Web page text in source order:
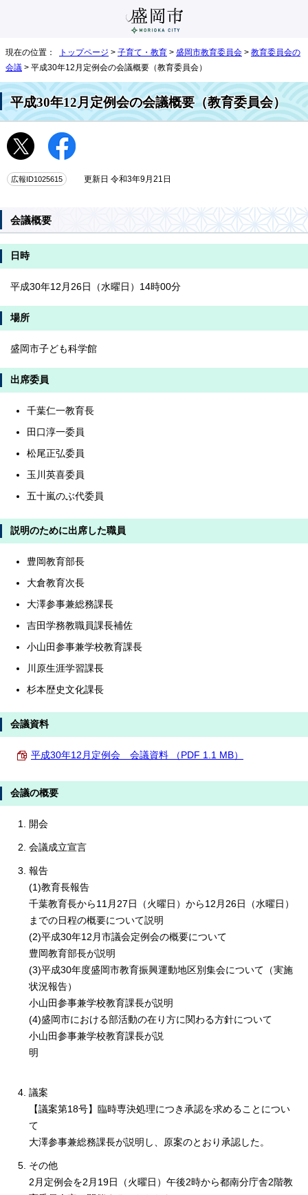
現在の位置： トップページ > 子育て・教育 > 盛岡市教育委員会 > 教育委員会の
会議 > 平成30年12月定例会の会議概要（教育委員会）
平成30年12月定例会の会議概要（教育委員会）
広報ID1025615 更新日 令和3年9月21日
会議概要
日時
平成30年12月26日（水曜日）14時00分
場所
盛岡市子ども科学館
出席委員
千葉仁一教育長
田口淳一委員
松尾正弘委員
玉川英喜委員
五十嵐のぶ代委員
説明のために出席した職員
豊岡教育部長
大倉教育次長
大澤参事兼総務課長
吉田学務教職員課長補佐
小山田参事兼学校教育課長
川原生涯学習課長
杉本歴史文化課長
会議資料
平成30年12月定例会 会議資料 （PDF 1.1 MB）
会議の概要
開会
会議成立宣言
報告
(1)教育長報告
千葉教育長から11月27日（火曜日）から12月26日（水曜日）
までの日程の概要について説明
(2)平成30年12月市議会定例会の概要について
豊岡教育部長が説明
(3)平成30年度盛岡市教育振興運動地区別集会について（実施
状況報告）
小山田参事兼学校教育課長が説明
(4)盛岡市における部活動の在り方に関わる方針について
小山田参事兼学校教育課長が説
明
議案
【議案第18号】臨時専決処理につき承認を求めることについ
て
大澤参事兼総務課長が説明し、原案のとおり承認した。
その他
2月定例会を2月19日（火曜日）午後2時から都南分庁舎2階教